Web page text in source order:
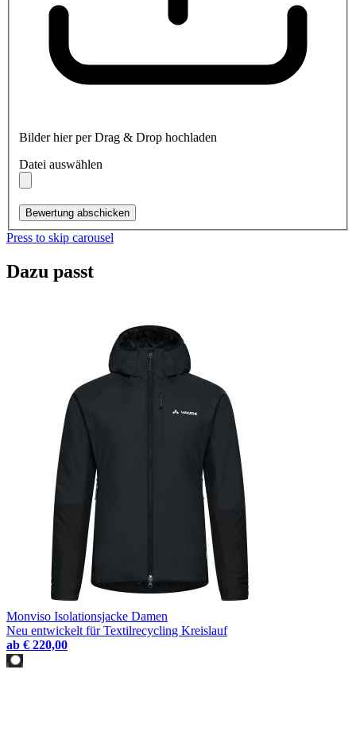
Bilder hier per Drag & Drop hochladen
Datei auswählen
Bewertung abschicken
Press to skip carousel
Dazu passt
Monviso Isolationsjacke Damen
Neu entwickelt für Textilrecycling Kreislauf
ab € 220,00